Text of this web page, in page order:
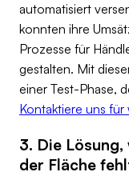
automatisiert
konnten ihre
Prozesse für
gestalten. Mit
einer Test-Phase,
Kontaktiere uns
3. Die
der Fläche